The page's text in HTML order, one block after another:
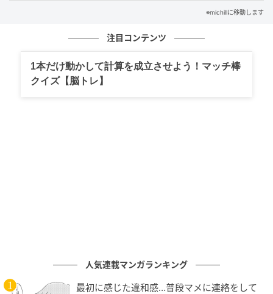
￥1,490（税込）※5/7までアプリ会員特別価格
※michillに移動します
注目コンテンツ
1本だけ動かして計算を成立させよう！マッチ棒
クイズ【脳トレ】
人気連載マンガランキング
最初に感じた違和感…普段マメに連絡をして